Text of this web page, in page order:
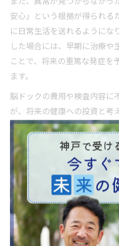
安心」という根拠が得られる
に日常生活を送れるようにな
した場合には、早期に治療
ことで、将来の重篤な発症を
ます。
脳ドックの費用や検査内容に
が、将来の健康への投資と考
ることが推奨されます。特に
持ちの方は、安心して生活
なるでしょう。
脳ドックを受けた方がいい
脳ドックは、特に以下のよう
す。第一に、脳卒中や脳血管
過去に高血圧・糖尿病・脂質